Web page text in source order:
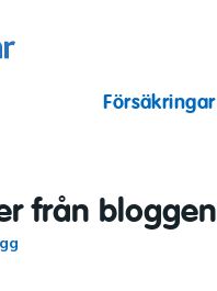
Försäkringar
från bloggen